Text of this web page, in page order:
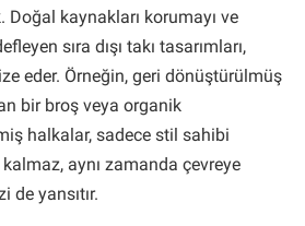
kaynakları korumayı ve
sıra dışı takı tasarımları,
eder. Örneğin, geri dönüştürülmüş
bir broş veya organik
halkalar, sadece stil sahibi
aynı zamanda çevreye
de yansıtır.